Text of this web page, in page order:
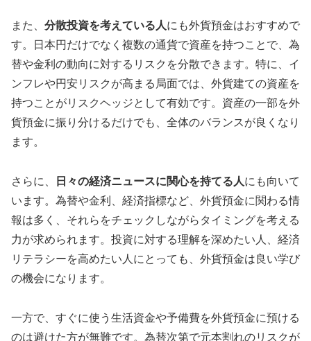
また、 分散投資を考えている人にも外貨預金はおすすめで
す。日本円だけでなく複数の通貨で資産を持つことで、為
替や金利の動向に対するリスクを分散できます。特に、イ
ンフレや円安リスクが高まる局面では、外貨建ての資産を
持つことがリスクヘッジとして有効です。資産の一部を外
貨預金に振り分けるだけでも、全体のバランスが良くなり
ます。
さらに、 日々の経済ニュースに関心を持てる人にも向いて
います。為替や金利、経済指標など、外貨預金に関わる情
報は多く、それらをチェックしながらタイミングを考える
力が求められます。投資に対する理解を深めたい人、経済
リテラシーを高めたい人にとっても、外貨預金は良い学び
の機会になります。
一方で、すぐに使う生活資金や予備費を外貨預金に預ける
のは避けた方が無難です。為替次第で元本割れのリスクが